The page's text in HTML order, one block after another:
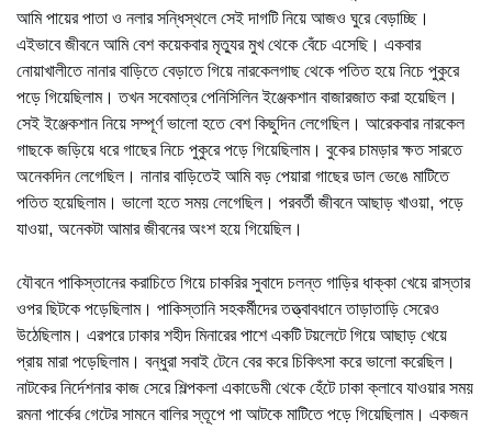
আমি পায়ের পাতা ও নলার সন্ধিস্থলে সেই দাগটি নিয়ে আজও ঘুরে বেড়াচ্ছি।
এইভাবে জীবনে আমি বেশ কয়েকবার মৃত্যুর মুখ থেকে বেঁচে এসেছি। একবার
নোয়াখালীতে নানার বাড়িতে বেড়াতে গিয়ে নারকেলগাছ থেকে পতিত হয়ে নিচে পুকুরে
পড়ে গিয়েছিলাম। তখন সবেমাত্র পেনিসিলিন ইঞ্জেকশান বাজারজাত করা হয়েছিল।
সেই ইঞ্জেকশান নিয়ে সম্পূর্ণ ভালো হতে বেশ কিছুদিন লেগেছিল। আরেকবার নারকেল
গাছকে জড়িয়ে ধরে গাছের নিচে পুকুরে পড়ে গিয়েছিলাম। বুকের চামড়ার ক্ষত সারতে
অনেকদিন লেগেছিল। নানার বাড়িতেই আমি বড় পেয়ারা গাছের ডাল ভেঙে মাটিতে
পতিত হয়েছিলাম। ভালো হতে সময় লেগেছিল। পরবর্তী জীবনে আছাড় খাওয়া, পড়ে
যাওয়া, অনেকটা আমার জীবনের অংশ হয়ে গিয়েছিল।
যৌবনে পাকিস্তানের করাচিতে গিয়ে চাকরির সুবাদে চলন্ত গাড়ির ধাক্কা খেয়ে রাস্তার
ওপর ছিটকে পড়েছিলাম। পাকিস্তানি সহকর্মীদের তত্ত্বাবধানে তাড়াতাড়ি সেরেও
উঠেছিলাম। এরপরে ঢাকার শহীদ মিনারের পাশে একটি টয়লেটে গিয়ে আছাড় খেয়ে
প্রায় মারা পড়েছিলাম। বন্ধুরা সবাই টেনে বের করে চিকিৎসা করে ভালো করেছিল।
নাটকের নির্দেশনার কাজ সেরে শিল্পকলা একাডেমী থেকে হেঁটে ঢাকা ক্লাবে যাওয়ার সময়
রমনা পার্কের গেটের সামনে বালির স্তূপে পা আটকে মাটিতে পড়ে গিয়েছিলাম। একজন